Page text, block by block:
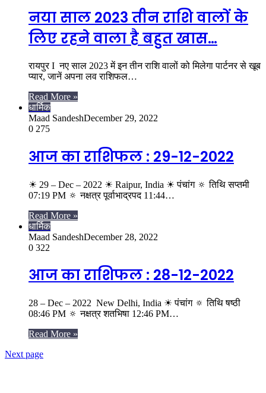
नया साल 2023 तीन राशि वालों के
लिए रहने वाला है बहुत खास…
रायपुर I नए साल 2023 में इन तीन राशि वालों को मिलेगा पार्टनर से खूब
प्यार, जानें अपना लव राशिफल…
Read More »
धार्मिक
Maad SandeshDecember 29, 2022
0 275
आज का राशिफल : 29-12-2022
☀ 29 – Dec – 2022 ☀ Raipur, India ☀ पंचांग 🔅 तिथि सप्तमी
07:19 PM 🔅 नक्षत्र पूर्वाभाद्रपद 11:44…
Read More »
धार्मिक
Maad SandeshDecember 28, 2022
0 322
आज का राशिफल : 28-12-2022
28 – Dec – 2022 New Delhi, India ☀ पंचांग 🔅 तिथि षष्ठी
08:46 PM 🔅 नक्षत्र शतभिषा 12:46 PM…
Read More »
Next page